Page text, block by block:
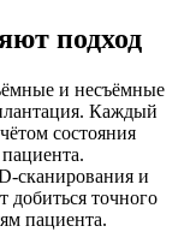
подход
и несъёмные
Каждый
состояния
сканирования и
добиться точного
пациента.